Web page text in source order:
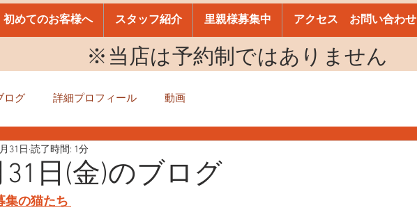
初めてのお客様へ スタッフ紹介 里親様募集中 アクセス お問い合わせ
​※当店は予約制ではありません
ログ 詳細プロフィール 動画
31日(金)のブログ
31日 読了時間: 1分
集の猫たち